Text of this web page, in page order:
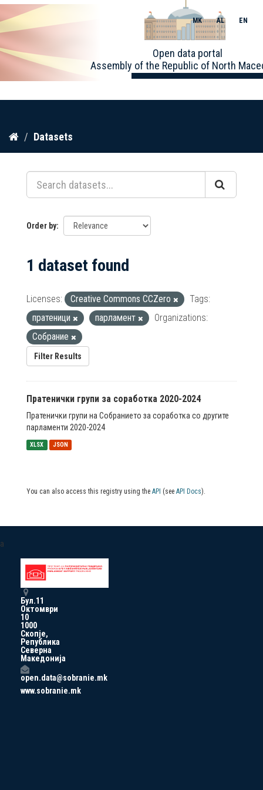
Skip
content
Open data portal
Assembly of the Republic of North
MK AL EN
Datasets
Order by
1 dataset found
Licenses: Creative Commons CCZero
Tags:
пратеници
парламент
Organizations:
Собрание
Filter Results
Пратенички групи за соработка 2020-2024
Пратенички групи на Собранието за соработка со другите
парламенти 2020-2024
XLSX JSON
You can also access this registry using the API (see API Docs).
a
Бул.11
Октомври
10
1000
Скопје,
Република
Северна
Македонија
open.data@sobranie.mk
www.sobranie.mk